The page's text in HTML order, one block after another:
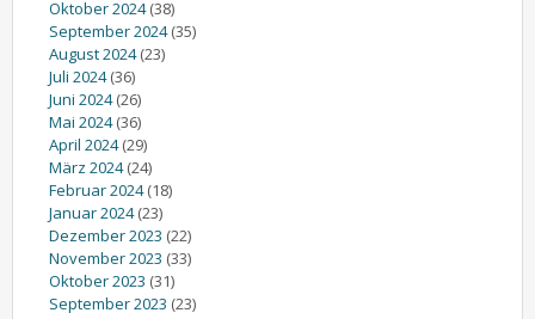
Oktober 2024(38)
September 2024(35)
August 2024(23)
Juli 2024(36)
Juni 2024(26)
Mai 2024(36)
April 2024(29)
März 2024(24)
Februar 2024(18)
Januar 2024(23)
Dezember 2023 (22)
November 2023 (33)
Oktober 2023 (31)
September 2023 (23)